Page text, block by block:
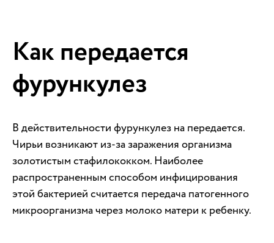
Как передается
фурункулез
В действительности фурункулез на передается.
Чирьи возникают из-за заражения организма
золотистым стафилококком. Наиболее
распространенным способом инфицирования
этой бактерией считается передача патогенного
микроорганизма через молоко матери к ребенку.